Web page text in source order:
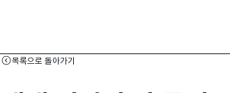
목록으로 돌아가기